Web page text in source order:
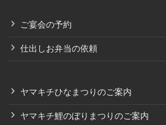
ご宴会の予約
仕出しお弁当の依頼
ヤマキチひなまつりのご案内
ヤマキチ鯉のぼりまつりのご案内